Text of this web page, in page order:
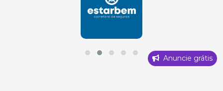
Anuncie grátis